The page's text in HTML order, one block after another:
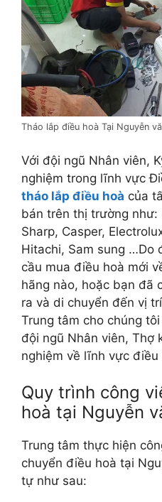
Tháo lắp điều hoà Tại Nguyễn
Với đội ngũ Nhân viên,
nghiệm trong lĩnh vực
tháo lắp điều hoà của
bán trên thị trường như:
Sharp, Casper,
Hitachi, Sam sung …Do
cầu mua điều hoà mới
hãng nào, hoặc bạn đã
ra và di chuyển đến vị
Trung tâm cho chúng
đội ngũ Nhân viên, Thợ
nghiệm về lĩnh vực điều
Quy trình công
hoà tại Nguyễn
Trung tâm thực hiện
chuyển điều hoà tại
tự như sau: